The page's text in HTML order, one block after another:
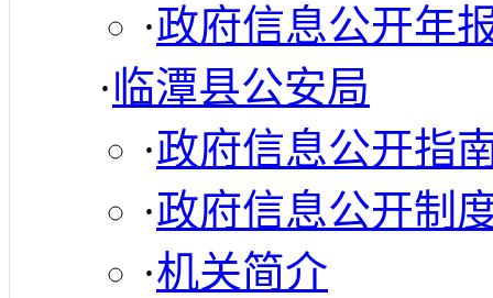
·政府信息公开年
·临潭县公安局
·政府信息公开指
·政府信息公开制
·机关简介